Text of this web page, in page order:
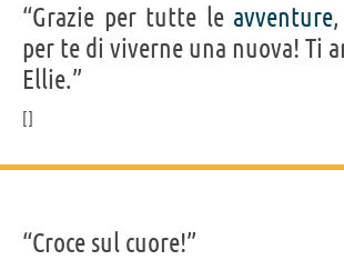
“Grazie per tutte le avventure
per te di viverne una nuova! Ti
Ellie.”
“Croce sul cuore!”